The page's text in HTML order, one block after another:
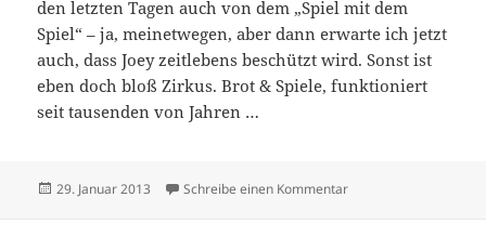
den letzten Tagen auch von dem „Spiel mit dem
Spiel“ – ja, meinetwegen, aber dann erwarte ich jetzt
auch, dass Joey zeitlebens beschützt wird. Sonst ist
eben doch bloß Zirkus. Brot & Spiele, funktioniert
seit tausenden von Jahren …
Veröffentlicht
29. Januar 2013 Schreibe einen Kommentarzu Wer Bung?